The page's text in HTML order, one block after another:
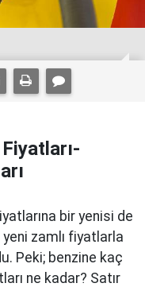
bir yenisi de
zamlı fiyatlarla
Peki; benzine kaç
ne kadar? Satır